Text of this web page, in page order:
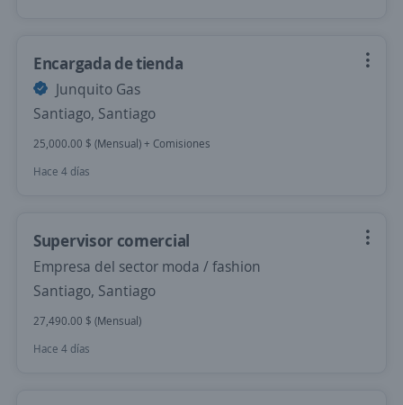
Encargada de tienda
Junquito Gas
Santiago, Santiago
25,000.00 $ (Mensual) + Comisiones
Hace 4 días
Supervisor comercial
Empresa del sector moda / fashion
Santiago, Santiago
27,490.00 $ (Mensual)
Hace 4 días